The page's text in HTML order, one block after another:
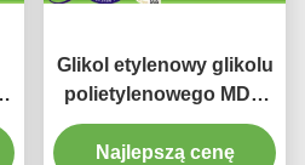
Glikol etylenowy glikolu
polietylenowego MDG
Drukowanie
Rozpuszczalnik tuszu
Najlepszą cenę